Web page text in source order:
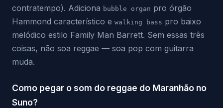
contratempo). Adiciona bubble organ pro órgão
Hammond característico e walking bass pro baixo
melódico estilo Family Man Barrett. Sem essas três
coisas, não soa reggae — soa pop com guitarra
muda.
Como pegar o som do reggae do Maranhão no
Suno?